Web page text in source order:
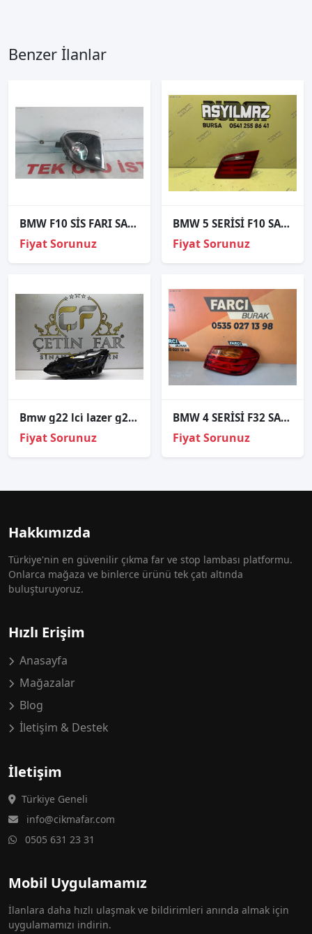
Benzer İlanlar
BMW F10 SİS FARI SAĞ 63177216886
Fiyat Sorunuz
BMW 5 SERİSİ F10 SAĞ İÇ STOP ORJİNAL
Fiyat Sorunuz
Bmw g22 lci̇ lazer g22 laser sol far orj çıkma 9505116-04
Fiyat Sorunuz
BMW 4 SERİSİ F32 SAĞ DIŞ STOP ORJİNAL HATASIZ
Fiyat Sorunuz
Hakkımızda
Türkiye'nin en güvenilir çıkma far ve stop lambası platformu.
Onlarca mağaza ve binlerce ürünü tek çatı altında
buluşturuyoruz.
Hızlı Erişim
Anasayfa
Mağazalar
Blog
İletişim & Destek
İletişim
Türkiye Geneli
info@cikmafar.com
0505 631 23 31
Mobil Uygulamamız
İlanlara daha hızlı ulaşmak ve bildirimleri anında almak için
uygulamamızı indirin.